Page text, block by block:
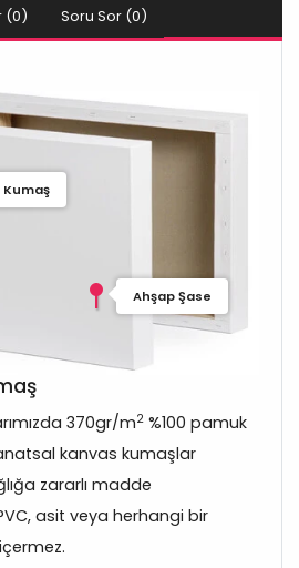
(0) Soru Sor (0)
Kumaş
Ahşap Şase
370gr/m2 %100 pamuk
kanvas kumaşlar
zararlı madde
asit veya herhangi bir